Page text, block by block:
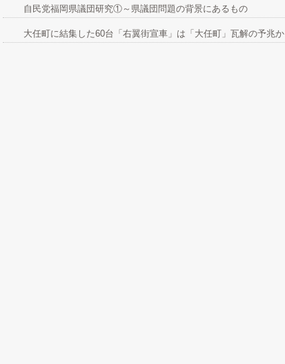
自民党福岡県議団研究①～県議団問題の背景にあるもの
大任町に結集した60台「右翼街宣車」は「大任町」瓦解の予兆か